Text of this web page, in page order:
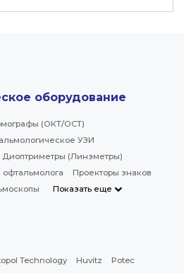
оборудование
(ОКТ/ОСТ)
УЗИ
Диоптриметры (Линзметры)
офтальмолога
Проекторы знаков
Показать еще
Technology Huvitz
Potec